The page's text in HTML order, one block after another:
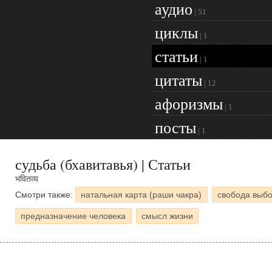
аудио | 51
циклы | 1
статьи | 1
цитаты | 12
афоризмы | 1
посты | 1
судьба (бхавитавья) | Статьи
भवितव्य
Смотри также:
натальная карта (раши чакра) свобода
предназначение человека смысл жизни